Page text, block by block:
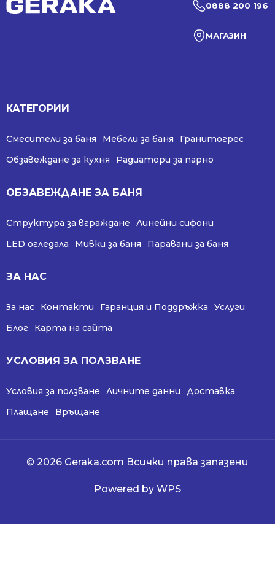
0888 200 196
МАГАЗИН
КАТЕГОРИИ
Смесители за баня Мебели за баня
Гранитогрес
Обзавеждане за кухня
Радиатори за парно
ОБЗАВЕЖДАНЕ ЗА БАНЯ
Структура за вграждане
Линейни сифони
LED огледала
Мивки за баня Паравани за баня
ЗА НАС
За нас Контакти Гаранция и Поддръжка
Услуги
Блог
Карта на сайта
УСЛОВИЯ ЗА ПОЛЗВАНЕ
Условия за ползване Личните данни
Доставка
Плащане
Връщане
© 2026 Geraka.com Всички права запазени
Powered by WPS